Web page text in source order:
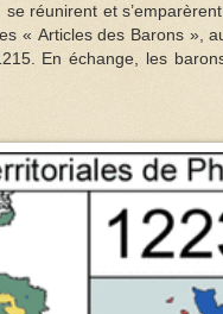
réunirent et
« Articles des Barons »,
En échange, les